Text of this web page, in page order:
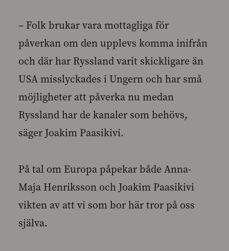
– Folk brukar vara mottagliga för
påverkan om den upplevs komma inifrån
och där har Ryssland varit skickligare än
USA misslyckades i Ungern och har små
möjligheter att påverka nu medan
Ryssland har de kanaler som behövs,
säger Joakim Paasikivi.
På tal om Europa påpekar både Anna-
Maja Henriksson och Joakim Paasikivi
vikten av att vi som bor här tror på oss
själva.